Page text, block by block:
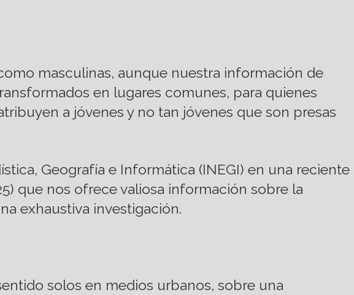
masculinas, aunque nuestra información de
en lugares comunes, para quienes
a jóvenes y no tan jóvenes que son presas
Geografía e Informática (INEGI) en una reciente
que nos ofrece valiosa información sobre la
exhaustiva investigación.
solos en medios urbanos, sobre una